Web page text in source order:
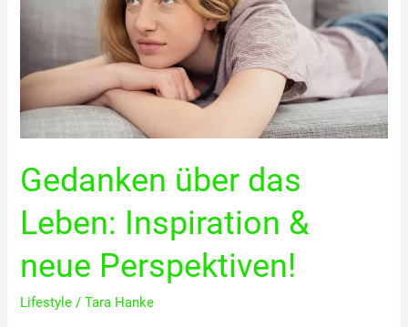
Gedanken über das
Leben: Inspiration &
neue Perspektiven!
Lifestyle /Tara Hanke